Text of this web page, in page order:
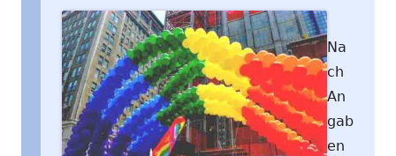
Na
ch
An
gab
en